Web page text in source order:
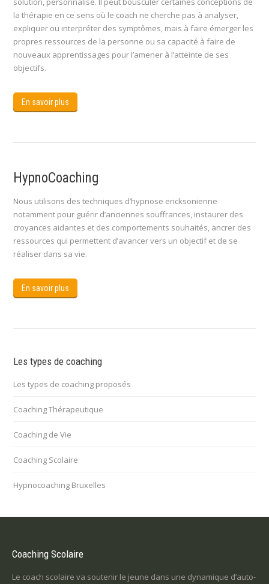
la thérapie en ce sens où le coach ne cherche pas à analyser,
expliquer ou interpréter des symptômes, mais à faire émerger les
propres ressources de la personne ou sa capacité à faire de
nouveaux apprentissages pour l’amener à l’atteinte de ses
objectifs.
En savoir plus
HypnoCoaching
Nous utilisons des techniques d’hypnose ericksonienne
notamment pour guérir d’anciennes souffrances, instaurer des
croyances aidantes et des comportements souhaités, ancrer des
ressources qui permettent d’avancer vers un objectif et de se
réaliser dans sa vie.
En savoir plus
Les types de coaching
Les types de coaching proposés
Coaching Thérapeutique
Coaching de Vie
Coaching Scolaire
Hypnocoaching Bruxelles
Coaching Scolaire
Le coach scolaire va soutenir le jeune dans une dynamique d’auto-